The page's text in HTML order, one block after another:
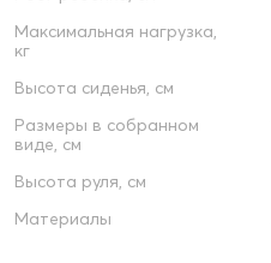
Максимальная нагрузка,
кг
Высота сиденья, см
Размеры в собранном
виде, см
Высота руля, см
Материалы